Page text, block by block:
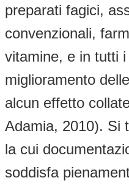
preparati fagici,
convenzionali,
vitamine, e in tutti
miglioramento
alcun effetto
Adamia, 2010). Si
la cui
soddisfa